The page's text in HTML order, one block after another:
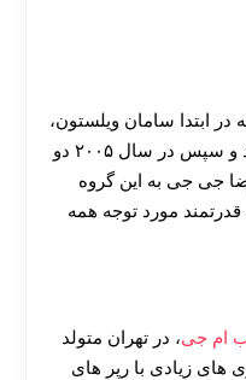
در ابتدا سامان ویلستون،
مهراد هیدن و سهراب ام جی بودند و سپس در سال ۲۰۰۵ دو
جی جی به این گروه
مورد توجه همه
ام جی، در تهران متولد
زیادی با رپر های